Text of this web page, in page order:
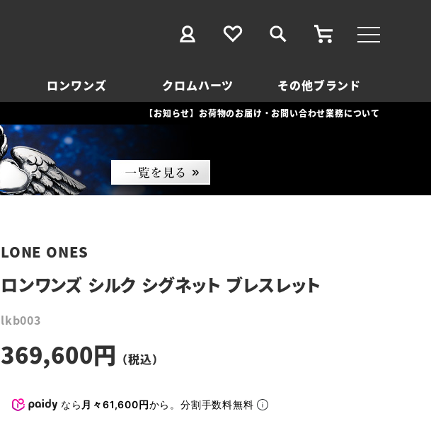
ロンワンズ クロムハーツ その他ブランド
【お知らせ】お荷物のお届け・お問い合わせ業務について
LONE ONES
ロンワンズ シルク シグネット ブレスレット
lkb003
369,600
なら 月々61,600円から。分割手数料無料